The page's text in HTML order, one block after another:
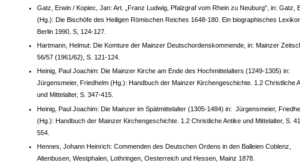
Gatz, Erwin / Kopiec, Jan: Art. „Franz Ludwig, Pfalzgraf vom Rhein zu Neuburg“, in: Gatz,
(Hg.): Die Bischöfe des Heiligen Römischen Reiches 1648-180. Ein biographisches
Berlin 1990, S, 124-127.
Hartmann, Helmut: Die Komture der Mainzer Deutschordenskommende, in: Mainzer
56/57 (1961/62), S. 121-124.
Heinig, Paul Joachim: Die Mainzer Kirche am Ende des Hochmittelalters (1249-1305) in:
Jürgensmeier, Friedhelm (Hg.): Handbuch der Mainzer Kirchengeschichte. 1.2 Christliche
und Mittelalter, S. 347-415.
Heinig, Paul Joachim: Die Mainzer im Spätmittelalter (1305-1484) in: Jürgensmeier,
(Hg.): Handbuch der Mainzer Kirchengeschichte. 1.2 Christliche Antike und Mittelalter, S.
554.
Hennes, Johann Heinrich: Commenden des Deutschen Ordens in den Balleien Coblenz,
Altenbusen, Westphalen, Lothringen, Oesterreich und Hessen, Mainz 1878.